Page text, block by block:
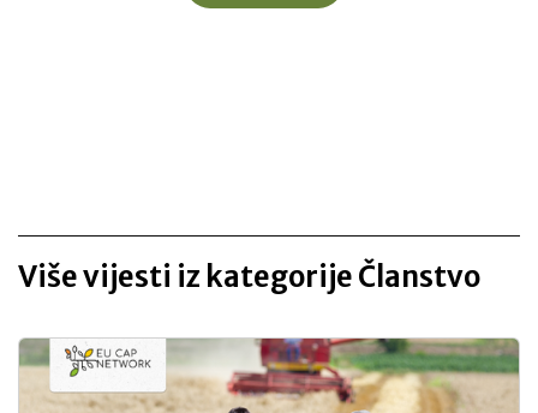
Više vijesti iz kategorije Članstvo